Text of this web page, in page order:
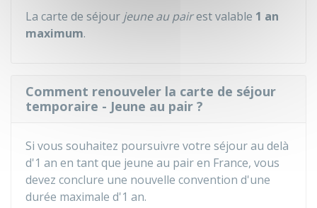
La carte de séjour jeune au pairest valable 1 an
maximum.
Comment renouveler la carte de séjour
temporaire - Jeune au pair ?
Si vous souhaitez poursuivre votre séjour au delà
d'1 an en tant que jeune au pair en France, vous
devez conclure une nouvelle convention d'une
durée maximale d'1 an.